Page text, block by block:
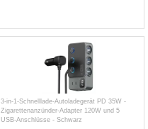
3-in-1-Schnelllade-Autoladegerät PD 35W -
Zigarettenanzünder-Adapter 120W und 5
USB-Anschlüsse - Schwarz